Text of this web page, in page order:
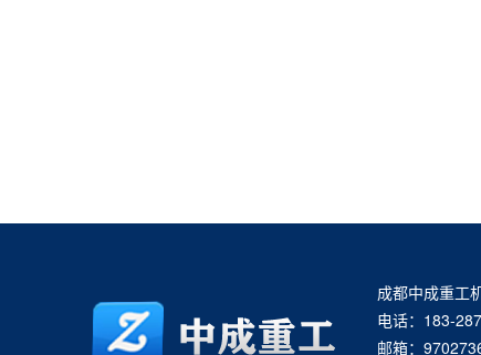
成都中成重工
电话：183-
邮箱：